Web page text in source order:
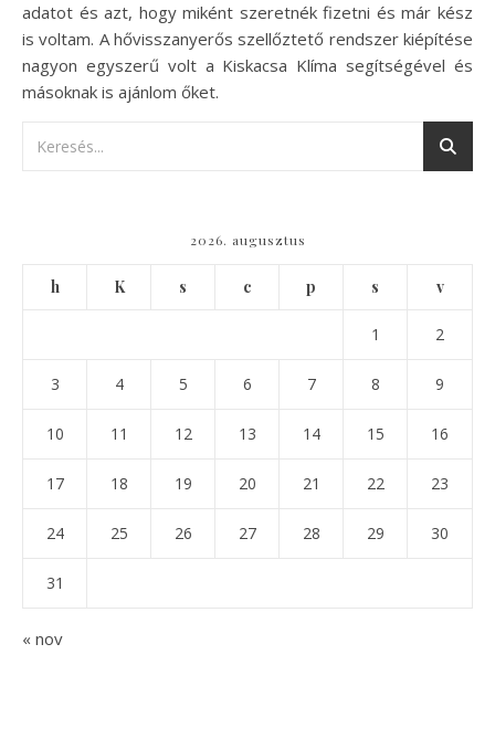
adatot és azt, hogy miként szeretnék fizetni és már kész
is voltam. A hővisszanyerős szellőztető rendszer kiépítése
nagyon egyszerű volt a Kiskacsa Klíma segítségével és
másoknak is ajánlom őket.
2026. augusztus
h K s c p s v
1 2
3 4 5 6 7 8 9
10 11 12 13 14 15 16
17 18 19 20 21 22 23
24 25 26 27 28 29 30
31
« nov